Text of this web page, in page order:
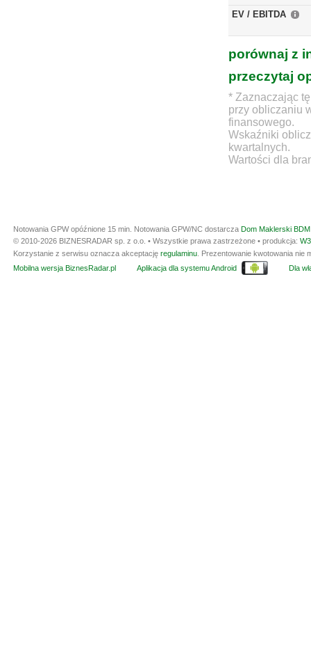
EV / EBITDA
porównaj z
przeczytaj
* Zaznaczając
przy obliczaniu
finansowego.
Wskaźniki
kwartalnych.
Wartości dla
Notowania GPW opóźnione 15 min. Notowania GPW/NC dostarcza Dom Maklerski
© 2010-2026 BIZNESRADAR sp. z o.o. • Wszystkie prawa zastrzeżone • produkcja:
Korzystanie z serwisu oznacza akceptację regulaminu . Prezentowanie kwotowania
Mobilna wersja BiznesRadar.pl
Aplikacja dla systemu Android Dla